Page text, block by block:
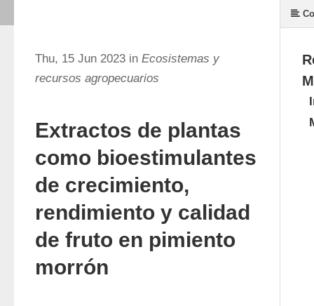
Thu, 15 Jun 2023 in Ecosistemas y
recursos agropecuarios
Extractos de plantas
como bioestimulantes
de crecimiento,
rendimiento y calidad
de fruto en pimiento
morrón